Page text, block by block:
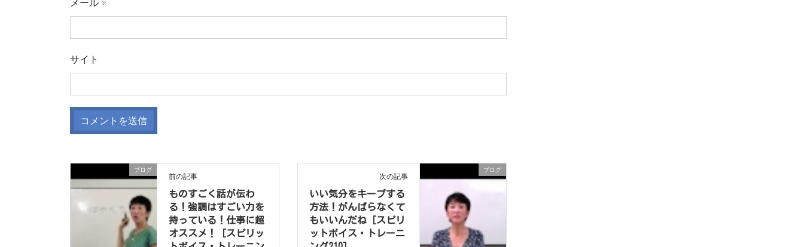
サイト
ブログ
前の記事
ものすごく話が伝わ
る！強調はすごい力を
持っている！仕事に超
オススメ！［スピリッ
ブログ
次の記事
いい気分をキープする
方法！がんばらなくて
もいいんだね［スピリ
ットボイス・トレーニ